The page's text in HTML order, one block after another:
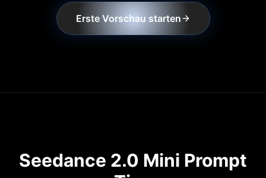
Erste Vorschau starten
Seedance 2.0 Mini Prompt